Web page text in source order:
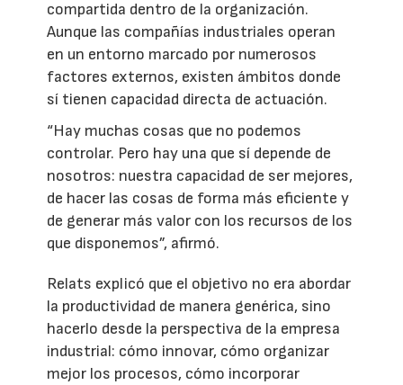
compartida dentro de la organización.
Aunque las compañías industriales operan
en un entorno marcado por numerosos
factores externos, existen ámbitos donde
sí tienen capacidad directa de actuación.
“Hay muchas cosas que no podemos
controlar. Pero hay una que sí depende de
nosotros: nuestra capacidad de ser mejores,
de hacer las cosas de forma más eficiente y
de generar más valor con los recursos de los
que disponemos”, afirmó.
Relats explicó que el objetivo no era abordar
la productividad de manera genérica, sino
hacerlo desde la perspectiva de la empresa
industrial: cómo innovar, cómo organizar
mejor los procesos, cómo incorporar